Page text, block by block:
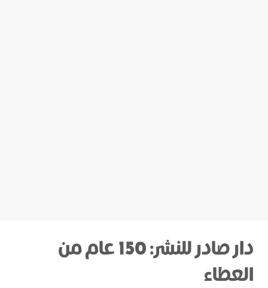
دار صادر للنشر: 150 عام من
العطاء